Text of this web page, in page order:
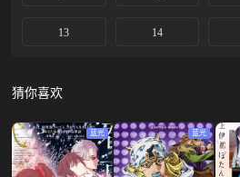
13 14
猜你喜欢
蓝光 蓝光